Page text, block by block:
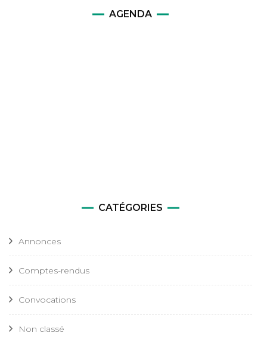
AGENDA
CATÉGORIES
Annonces
Comptes-rendus
Convocations
Non classé